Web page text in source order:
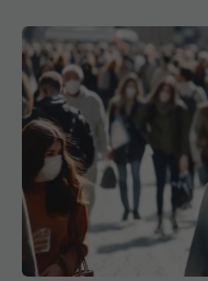
Alertă COVID-19 în
raportate într-o